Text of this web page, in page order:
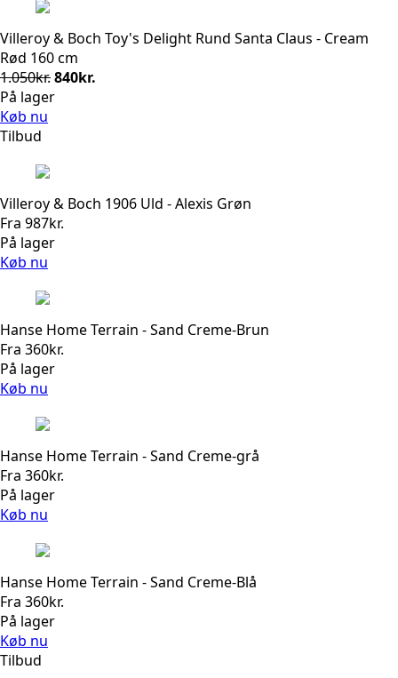
Villeroy & Boch Toy's Delight Rund Santa Claus - Cream
Rød 160 cm
1.050kr.Den
oprindelige
840kr.
På lager
Køb nu
Tilbud
Villeroy & Boch 1906 Uld - Alexis Grøn
Fra 987kr.
På lager
Køb nu
Hanse Home Terrain - Sand Creme-Brun
Fra 360kr.
På lager
Køb nu
Hanse Home Terrain - Sand Creme-grå
Fra 360kr.
På lager
Køb nu
Hanse Home Terrain - Sand Creme-Blå
Fra 360kr.
På lager
Køb nu
Tilbud